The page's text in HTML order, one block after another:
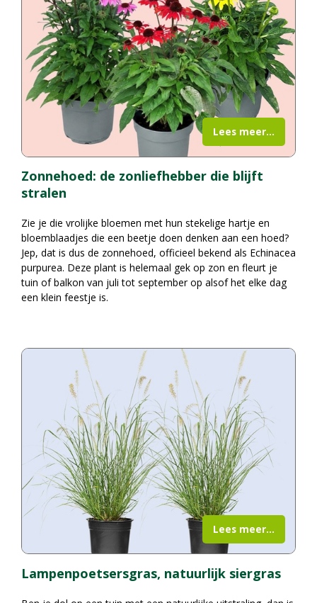
Zonnehoed: de zonliefhebber die blijft
stralen
Zie je die vrolijke bloemen met hun stekelige hartje en
bloemblaadjes die een beetje doen denken aan een hoed?
Jep, dat is dus de zonnehoed, officieel bekend als Echinacea
purpurea. Deze plant is helemaal gek op zon en fleurt je
tuin of balkon van juli tot september op alsof het elke dag
een klein feestje is.
Lees meer...
Lampenpoetsersgras, natuurlijk siergras
Lees meer...